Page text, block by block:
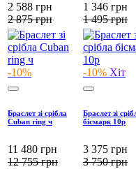
2 588 грн
2 875грн
1 346 грн
1 495грн
-10%
Браслет зі срібла
Cuban ring ч
11 480 грн
12 755грн
-10% Хіт
Браслет зі
бісмарк 10р
3 375 грн
3 750грн